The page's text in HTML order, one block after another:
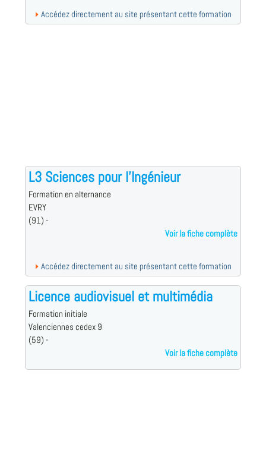
Accédez directement au site présentant cette formation
L3 Sciences pour l'Ingénieur
Formation en alternance
EVRY
(91) -
Voir la fiche complète
Accédez directement au site présentant cette formation
Licence audiovisuel et multimédia
Formation initiale
Valenciennes cedex 9
(59) -
Voir la fiche complète